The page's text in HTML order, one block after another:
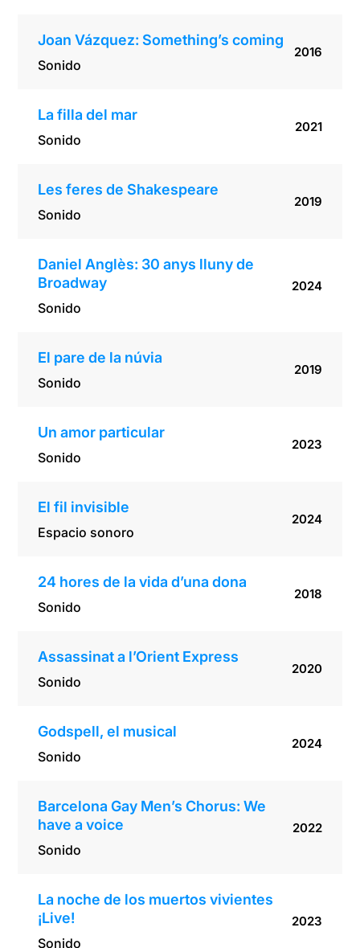
Joan Vázquez: Something’s coming
Sonido
2016
La filla del mar
Sonido
2021
Les feres de Shakespeare
Sonido
2019
Daniel Anglès: 30 anys lluny de
Broadway
Sonido
2024
El pare de la núvia
Sonido
2019
Un amor particular
Sonido
2023
El fil invisible
Espacio sonoro
2024
24 hores de la vida d’una dona
Sonido
2018
Assassinat a l’Orient Express
Sonido
2020
Godspell, el musical
Sonido
2024
Barcelona Gay Men’s Chorus: We
have a voice
Sonido
2022
La noche de los muertos vivientes
¡Live!
Sonido
2023